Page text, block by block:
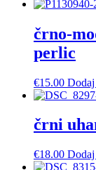
črno-
perlic
€15.00
črni
€18.00